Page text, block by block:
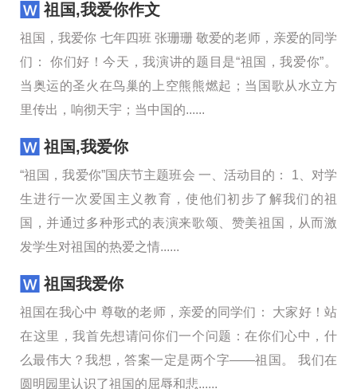
祖国,我爱你作文
祖国，我爱你 七年四班 张珊珊 敬爱的老师，亲爱的同学
们： 你们好！今天，我演讲的题目是“祖国，我爱你”。
当奥运的圣火在鸟巢的上空熊熊燃起；当国歌从水立方
里传出，响彻天宇；当中国的......
祖国,我爱你
“祖国，我爱你”国庆节主题班会 一、活动目的： 1、对学
生进行一次爱国主义教育，使他们初步了解我们的祖
国，并通过多种形式的表演来歌颂、赞美祖国，从而激
发学生对祖国的热爱之情......
祖国我爱你
祖国在我心中 尊敬的老师，亲爱的同学们： 大家好！站
在这里，我首先想请问你们一个问题：在你们心中，什
么最伟大？我想，答案一定是两个字——祖国。 我们在
圆明园里认识了祖国的屈辱和悲......